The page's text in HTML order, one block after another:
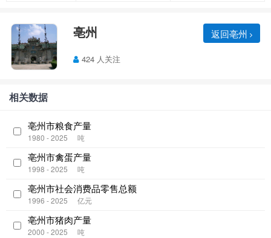
亳州 返回亳州
424 人关注
相关数据
亳州市粮食产量
1980 - 2025 吨
亳州市禽蛋产量
1998 - 2025 吨
亳州市社会消费品零售总额
1996 - 2025 亿元
亳州市猪肉产量
2000 - 2025 吨